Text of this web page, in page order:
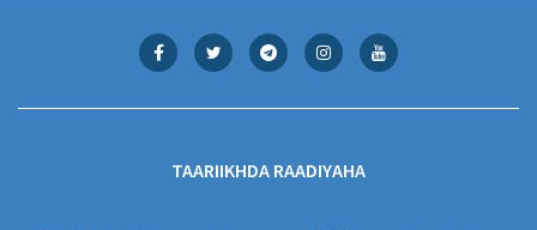
TAARIIKHDA RAADIYAHA